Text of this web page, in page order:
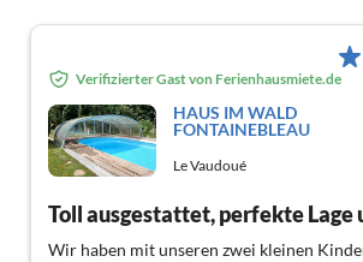
Verifizierter Gast von Ferienhausmiete.de
HAUS IM WALD
FONTAINEBLEAU
Le Vaudoué
Wir haben mit unseren zwei kleinen